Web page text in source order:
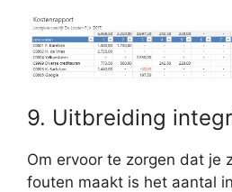
9. Uitbreiding
Om ervoor te zorgen dat je
fouten maakt is het aantal